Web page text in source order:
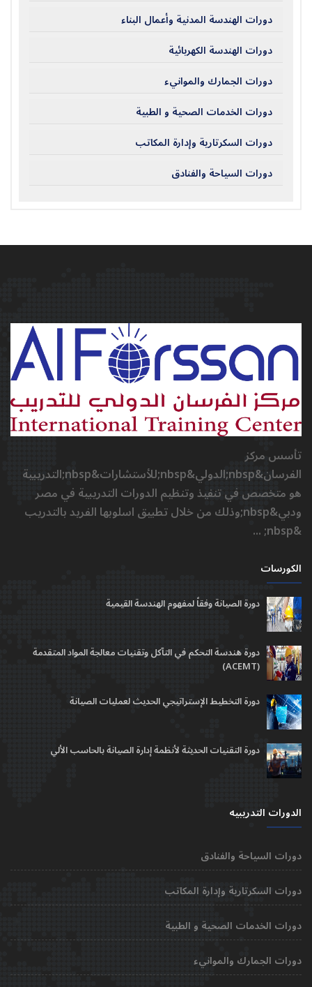
دورات الهندسة المدنية وأعمال البناء
دورات الهندسة الكهربائية
دورات الجمارك والموانيء
دورات الخدمات الصحية و الطبية
دورات السكرتارية وإدارة المكاتب
دورات السياحة والفنادق
تأسس مركز
الفرسان&nbsp;الدولي&nbsp;للأستشارات&nbsp;التدريبية
هو متخصص في تنفيذ وتنظيم الدورات التدريبية في مصر
ودبي&nbsp;وذلك من خلال تطبيق اسلوبها الفريد بالتدريب
&nbsp; ...
الكورسات
دورة الصيانة وفقاً لمفهوم الهندسة القيمية
دورة هندسة التحكم في التآكل وتقنيات معالجة المواد المتقدمة
(ACEMT)
دورة التخطيط الإستراتيجي الحديث لعمليات الصيانة
دورة التقنيات الحديثة لأنظمة إدارة الصيانة بالحاسب الألي
الدورات التدريبيه
دورات السياحة والفنادق
دورات السكرتارية وإدارة المكاتب
دورات الخدمات الصحية و الطبية
دورات الجمارك والموانيء